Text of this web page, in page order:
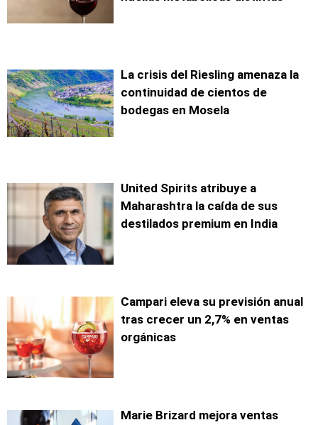
La crisis del Riesling amenaza la
continuidad de cientos de
bodegas en Mosela
United Spirits atribuye a
Maharashtra la caída de sus
destilados premium en India
Campari eleva su previsión anual
tras crecer un 2,7% en ventas
orgánicas
Marie Brizard mejora ventas